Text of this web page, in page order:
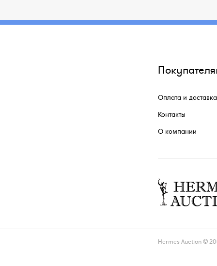
Оплата и доставка
Контакты
О компании
Hermes Auction ©